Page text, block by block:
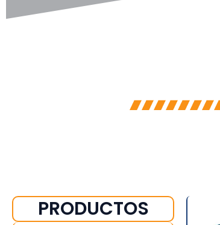
PRODUCTOS